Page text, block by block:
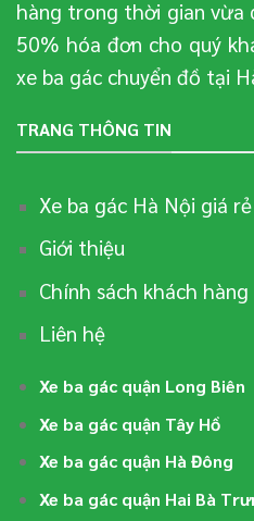
hàng trong thời gian vừa
50% hóa đơn cho quý
xe ba gác chuyển đồ tại
TRANG THÔNG TIN
Xe ba gác Hà Nội giá rẻ
Giới thiệu
Chính sách khách hàng
Liên hệ
Xe ba gác quận Long Biên
Xe ba gác quận Tây Hồ
Xe ba gác quận Hà Đông
Xe ba gác quận Hai Bà